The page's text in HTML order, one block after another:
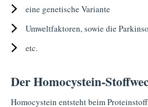
eine genetische Variante
Umweltfaktoren, sowie die
etc.
Der Homocystein-
Homocystein entsteht beim